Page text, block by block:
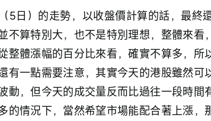
5日）的走勢，以收盤價計算的話，最終
不算特別大，也不是特別理想，整體來看
整體漲幅的百分比來看，確實不算多，所
有一點需要注意，其實今天的港股雖然可
動，但今天的成交量反而比過往一段時間
的情況下，當然希望市場能配合著上漲，